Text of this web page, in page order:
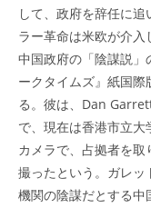
して、政府を辞任に
ラー革命は米欧が介入
中国政府の「陰謀説」
ークタイムズ』紙国
る。彼は、Dan
で、現在は香港市立
カメラで、占拠者を
撮ったという。ガレッ
機関の陰謀だとする中